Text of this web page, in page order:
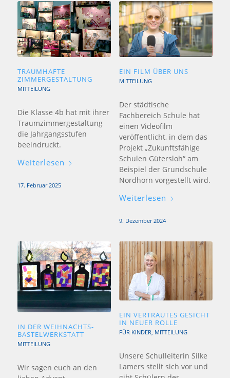
TRAUMHAFTE
ZIMMERGESTALTUNG
MITTEILUNG
Die Klasse 4b hat mit ihrer
Traumzimmergestaltung
die Jahrgangsstufen
beeindruckt.
Weiterlesen
17. Februar 2025
EIN FILM ÜBER UNS
MITTEILUNG
Der städtische
Fachbereich Schule hat
einen Videofilm
veröffentlicht, in dem das
Projekt „Zukunftsfähige
Schulen Gütersloh“ am
Beispiel der Grundschule
Nordhorn vorgestellt wird.
Weiterlesen
9. Dezember 2024
IN DER WEIHNACHTS-
BASTELWERKSTATT
MITTEILUNG
Wir sagen euch an den
EIN VERTRAUTES GESICHT
IN NEUER ROLLE
FÜR KINDER MITTEILUNG
Unsere Schulleiterin Silke
Lamers stellt sich vor und